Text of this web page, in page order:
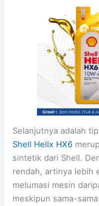
Selanjutnya adalah
Shell Helix HX6
sintetik dari Shell.
rendah, artinya lebih
melumasi mesin
meskipun sama-